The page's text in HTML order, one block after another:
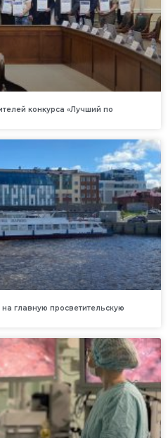
конкурса «Лучший по
главную просветительскую